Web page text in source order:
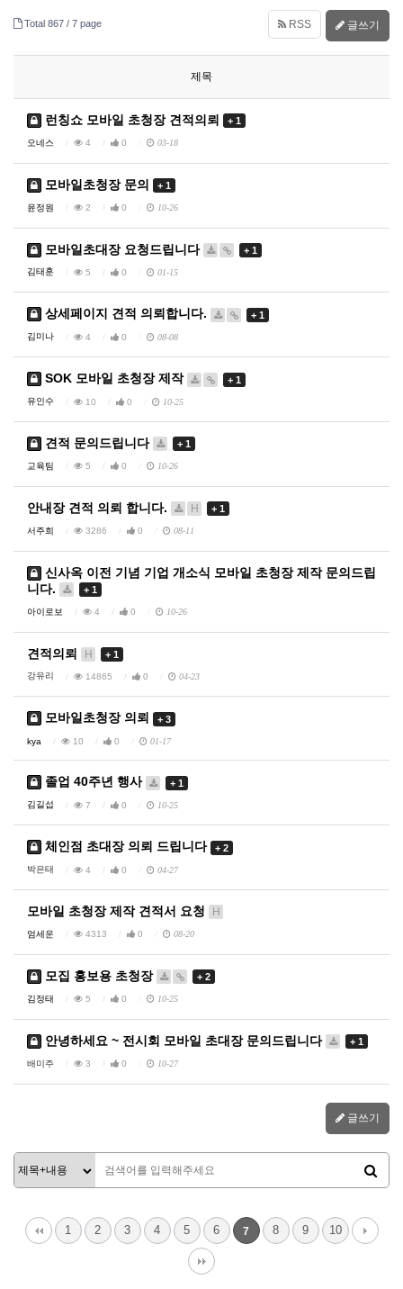
Total 867 / 7 page RSS 글쓰기
제목
런칭쇼 모바일 초청장 견적의뢰 + 1
오네스 4 0 03-18
모바일초청장 문의 + 1
윤정원 2 0 10-26
모바일초대장 요청드립니다 + 1
김태훈 5 0 01-15
상세페이지 견적 의뢰합니다. + 1
김미나 4 0 08-08
SOK 모바일 초청장 제작 + 1
유인수 10 0 10-25
견적 문의드립니다 + 1
교육팀 5 0 10-26
안내장 견적 의뢰 합니다. H + 1
서주희 3286 0 08-11
신사옥 이전 기념 기업 개소식 모바일 초청장 제작 문의드립
니다.
+ 1
아이로보 4 0 10-26
견적의뢰 H + 1
강유리 14865 0 04-23
모바일초청장 의뢰 + 3
kya 10 0 01-17
졸업 40주년 행사 + 1
김길섭 7 0 10-25
체인점 초대장 의뢰 드립니다 + 2
박은태 4 0 04-27
모바일 초청장 제작 견적서 요청 H
엄세운 4313 0 08-20
모집 홍보용 초청장 + 2
김정태 5 0 10-25
안녕하세요 ~ 전시회 모바일 초대장 문의드립니다 + 1
배미주 3 0 10-27
글쓰기
1 2 3 4 5 6 7 8 9 10